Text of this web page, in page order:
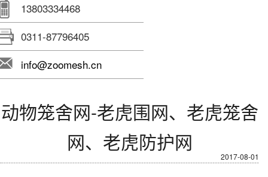
13803334468
0311-87796405
info@zoomesh.cn
动物笼舍网-老虎围网、老虎笼舍
网、老虎防护网
2017-08-01